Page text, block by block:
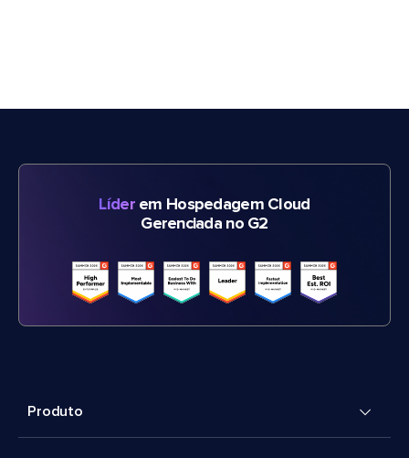
Líderem Hospedagem Cloud
Gerenciada no G2
Produto